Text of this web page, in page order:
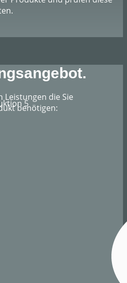
Leistungen die Sie
benötigen: